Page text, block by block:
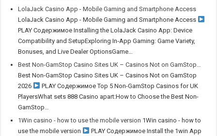
LolaJack Casino App - Mobile Gaming and Smartphone Access
LolaJack Casino App - Mobile Gaming and Smartphone Access
PLAY Содержимое Installing the LolaJack Casino App: Device
Compatibility and SetupExploring In‑App Gaming: Game Variety,
Bonuses, and Live Dealer OptionsGame…
Best Non-GamStop Casino Sites UK – Casinos Not on GamStop…
Best Non-GamStop Casino Sites UK – Casinos Not on GamStop
2026
PLAY Содержимое Top 5 Non-GamStop Casinos for UK
PlayersWhat sets 888 Casino apart:How to Choose the Best Non-
GamStop…
1Win casino - how to use the mobile version 1Win casino - how to
use the mobile version
PLAY Содержимое Install the 1win App